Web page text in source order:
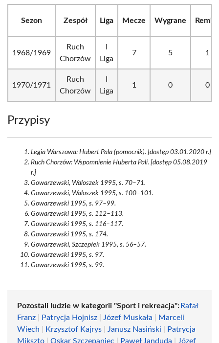
Sezon Zespół Liga Mecze Wygrane Remisy
1968/1969
Ruch
Chorzów
Liga
7 5 1
1970/1971
Ruch
Chorzów
Liga
1 0 0
Przypisy
Legia Warszawa: Hubert Pala (pomocnik). [dostęp 03.01.2020 r.]
Ruch Chorzów: Wspomnienie Huberta Pali. [dostęp 05.08.2019
r.]
Gowarzewski, Waloszek 1995, s. 70–71.
Gowarzewski, Waloszek 1995, s. 100–101.
Gowarzewski 1995, s. 97–99.
Gowarzewski 1995, s. 112–113.
Gowarzewski 1995, s. 116–117.
Gowarzewski 1995, s. 174.
Gowarzewski, Szczepłek 1995, s. 56–57.
Gowarzewski 1995, s. 97.
Gowarzewski 1995, s. 99.
Pozostali ludzie w kategorii "Sport i rekreacja": Rafał
Franz
Patrycja Hojnisz Józef Muskała
Marceli
Wiech
Krzysztof Kajrys Janusz Nasiński
Patrycja
Mikszto
Oskar Szczepaniec Paweł Janduda Józef